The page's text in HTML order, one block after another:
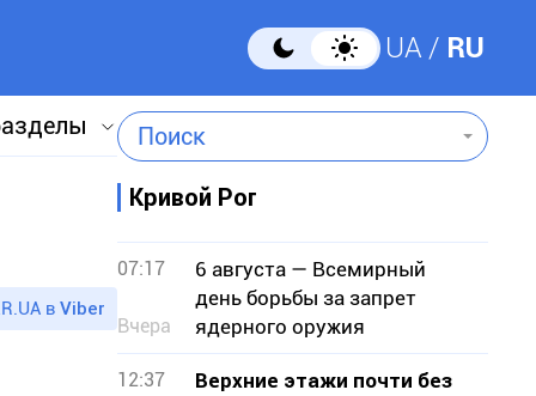
UA RU
Поиск
в Viber
Кривой Рог
07:17
Вчера
6 августа — Всемирный
день борьбы за запрет
ядерного оружия
12:37
Верхние этажи почти без